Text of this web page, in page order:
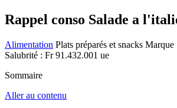
Rappel conso Salade a
Alimentation Plats préparés et snacks Marque
Salubrité : Fr 91.432.001 ue
Sommaire
Aller au contenu